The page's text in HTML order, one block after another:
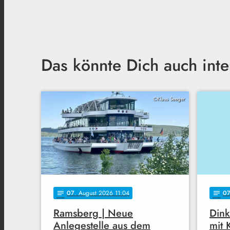
Das könnte Dich auch
©Klaus Seeger
notes 07. August 2026 11:04
Ramsberg | Neue
Anlegestelle aus dem
notes 07
mit